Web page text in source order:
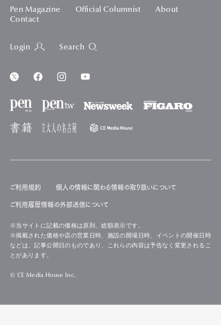
Pen Magazine Official Columnist
About
Contact
Login Search
ご利用規約 個人の情報に関わる情報の取り扱いについて
ご利用履歴情報の外部送信について
※当サイトに記載の価格は原則、総額表示です。
※掲載された価格や店の営業日時、施設の開場日時、イベントの開催日時
などは、記事公開日のものであり、これらの内容は予告なく変更されるこ
とがあります。
© CE Media House Inc.